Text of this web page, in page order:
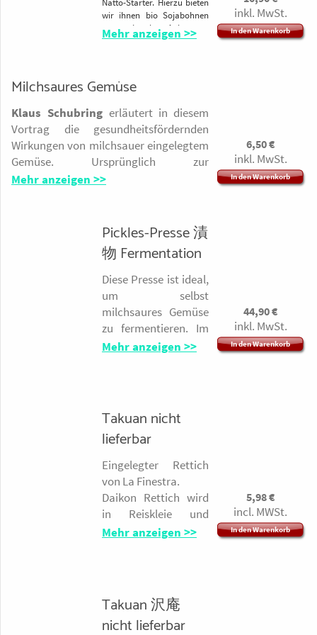
Energie 95kJ/22 kcal ·
Fett 0g ·
Ballaststoffe 0g ·
18,7g
LA FINESTRA SUL
CIELO Via Rondissone
26 Villareggia (TO)-
Italia
1 Liter
gleich im
Kühlschrank
25g
inkl. MwSt.
In den Warenkorb
Natto-Starter. Hierzu bieten
wir ihnen bio Sojabohnen
aus regionalem Anbau an,
frei von GMO.
sinnvoll alle
Kochgerätschaften vorher
heiß zu spülen.
500g möglichst kleine
Sojabohnen werden in 3 L.
Wasser eingeweicht,
12 - 24 Std. je nach
sind, oder im Sico unter
Druck ca. 1 Std.
etwas abkühlen lassen und
bei 80°C in einen sterilen
Topf geben. 1 g Starter das
ist ca. 1/3 TL, drüber
streuen, und mit einem
sterilen Löffel gut
ca. 5 cm hoch,
glattstreichen und mit
Frischhaltefolie bedecken
oder änliches Isoliergefäß,
Kühltasche oder
Joghurtbereiter.
Nach 12 - 18 Std. sollten sich
die typischen Fäden und der
kräftige Geschmack
entwickeln, bevor der
Zutaten. Bacillus subtilis
Mehr anzeigen >>
6,50€
inkl. MwSt.
In den Warenkorb
Milchsaures Gemüse
Klaus Schubring erläutert in diesem
Vortrag die gesundheitsfördernden
Wirkungen von milchsauer eingelegtem
Gemüse. Ursprünglich zur
Konservierung von Lebensmitteln
eingelegt, weil bei der Fermentation von
Lebensmitteln ganz besonders für die
Gesundheit nützliche Inhaltsstoffe
entstehen und angereichert werden.
Interessante Rezepte runden den
Vortrag ab und laden zur praktischen
Mehr anzeigen >>
44,90€
inkl. MwSt.
In den Warenkorb
Pickles-Presse 漬
物 Fermentation
Diese Presse ist ideal,
um selbst
milchsaures Gemüse
zu fermentieren. Im
Deckel ist ein
so bleibt das
Gärgemüse immer
mit Flüssigkeit
bedeckt und nichts
kann schimmeln.
Für Salz-Dill-Gurken,
Rettichpickles,
fermentiertes
Das ideale Werkzeug
für selbst hergestellte
Mehr anzeigen >>
5,98€
incl. MWSt.
In den Warenkorb
Takuan nicht
lieferbar
Eingelegter Rettich
von La Finestra.
Daikon Rettich wird
in Reiskleie und
Meersalz eingelegt,
Rettichzubereitunge
n ist Takuan beliebt
bei Menschen mit
Mehr anzeigen >>
Takuan 沢庵
nicht lieferbar